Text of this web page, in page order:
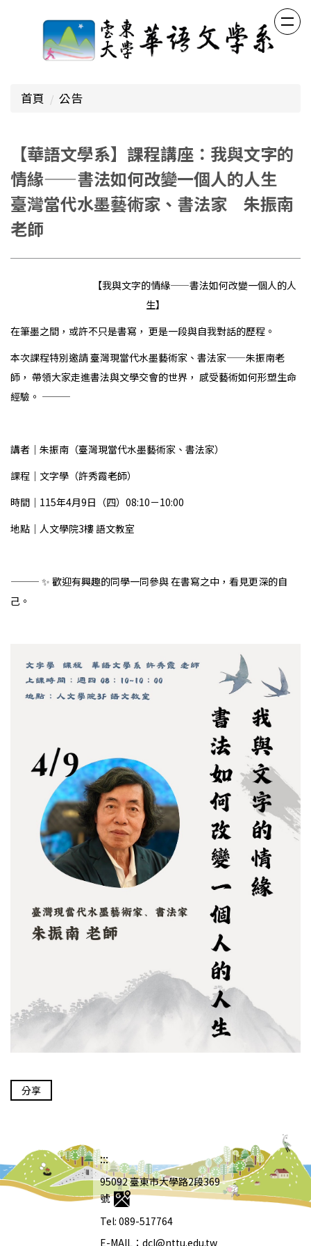
首頁 公告
【華語文學系】課程講座：我與文字的
情緣——書法如何改變一個人的人生
臺灣當代水墨藝術家、書法家 朱振南
老師
【我與文字的情緣——書法如何改變一個人的人
生】
在筆墨之間，或許不只是書寫， 更是一段與自我對話的歷程。
本次課程特別邀請 臺灣現當代水墨藝術家、書法家——朱振南老
師， 帶領大家走進書法與文學交會的世界， 感受藝術如何形塑生命
經驗。 ———
講者｜朱振南（臺灣現當代水墨藝術家、書法家）
課程｜文字學（許秀霞老師）
時間｜115年4月9日（四）08:10－10:00
地點｜人文學院3樓 語文教室
——— ✨ 歡迎有興趣的同學一同參與 在書寫之中，看見更深的自
己。
分享
:::
95092 臺東市大學路2段369
號
Tel: 089-517764
E-MAIL：dcl@nttu.edu.tw